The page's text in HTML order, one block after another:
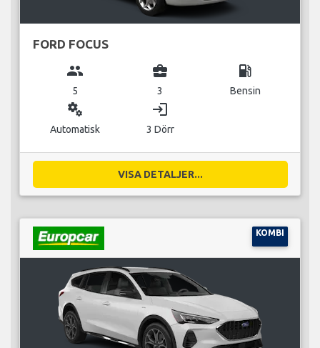
FORD FOCUS
group
5
business_center
3
local_gas_station
Bensin
miscellaneous_services
Automatisk
login
3 Dörr
VISA DETALJER...
KOMBI